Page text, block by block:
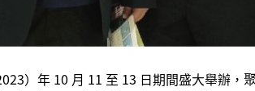
）年 10 月 11 至 13 日期間盛大舉辦